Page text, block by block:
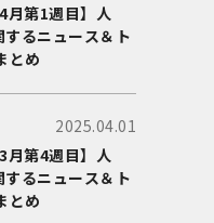
月第1週目】人
るニュース＆ト
とめ
2025.04.01
月第4週目】人
るニュース＆ト
とめ